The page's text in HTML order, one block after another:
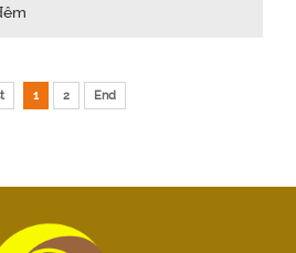
1 2 End